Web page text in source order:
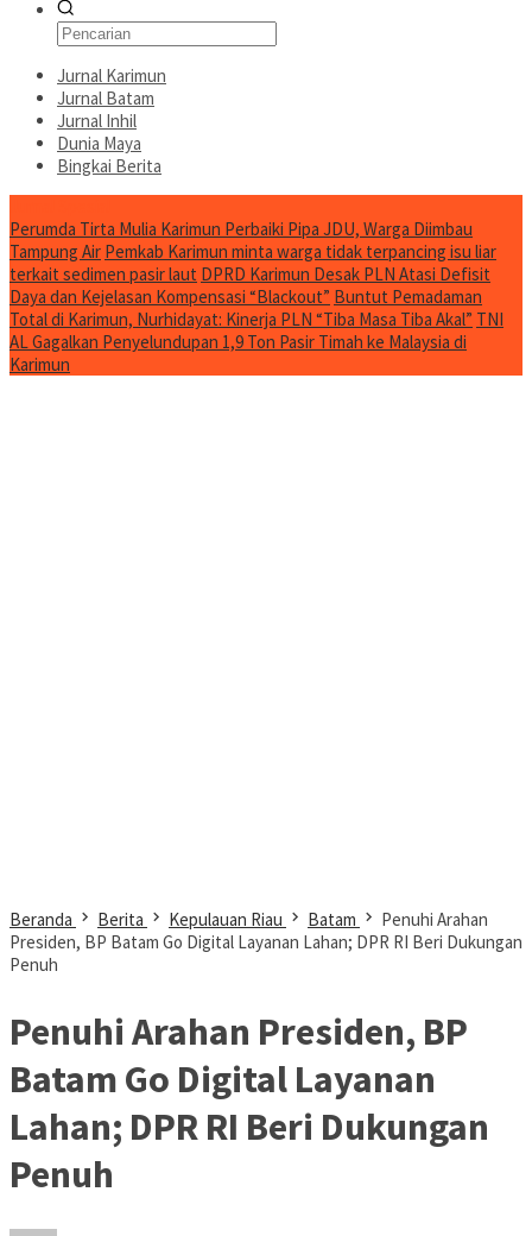
Jurnal Karimun
Jurnal Batam
Jurnal Inhil
Dunia Maya
Bingkai Berita
Perumda Tirta Mulia Karimun Perbaiki Pipa JDU, Warga Diimbau
Tampung Air Pemkab Karimun minta warga tidak terpancing isu liar
terkait sedimen pasir laut DPRD Karimun Desak PLN Atasi Defisit
Daya dan Kejelasan Kompensasi “Blackout” Buntut Pemadaman
Total di Karimun, Nurhidayat: Kinerja PLN “Tiba Masa Tiba Akal” TNI
AL Gagalkan Penyelundupan 1,9 Ton Pasir Timah ke Malaysia di
Karimun
Beranda Berita Kepulauan Riau Batam
Penuhi Arahan
Presiden, BP Batam Go Digital Layanan Lahan; DPR RI Beri Dukungan
Penuh
Penuhi Arahan Presiden, BP
Batam Go Digital Layanan
Lahan; DPR RI Beri Dukungan
Penuh